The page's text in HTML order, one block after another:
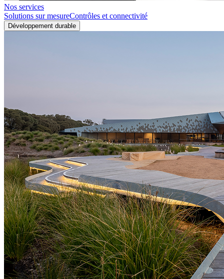
Nos services
Solutions sur mesureContrôles et connectivité
Développement durable